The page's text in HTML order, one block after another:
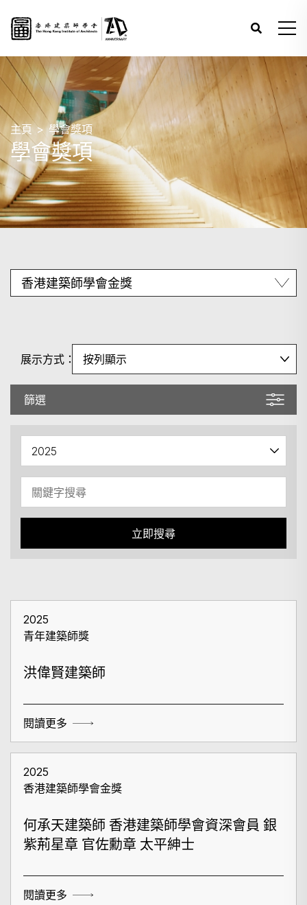
主頁 學會獎項
學會獎項
篩選
展示方式：
立即搜尋
2025
青年建築師獎
洪偉賢建築師
閱讀更多
2025
香港建築師學會金獎
何承天建築師 香港建築師學會資深會員 銀
紫荊星章 官佐勳章 太平紳士
閱讀更多